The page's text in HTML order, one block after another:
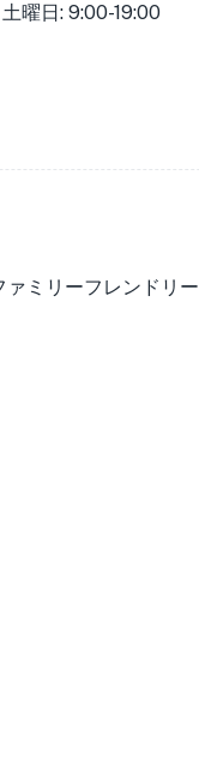
土曜日: 9:00-19:00
ァミリーフレンドリー